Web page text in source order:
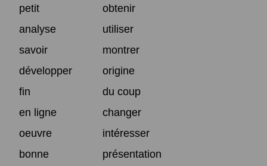
petit
obtenir
analyse
utiliser
savoir
montrer
développer
origine
fin
du coup
en ligne
changer
oeuvre
intéresser
bonne
présentation